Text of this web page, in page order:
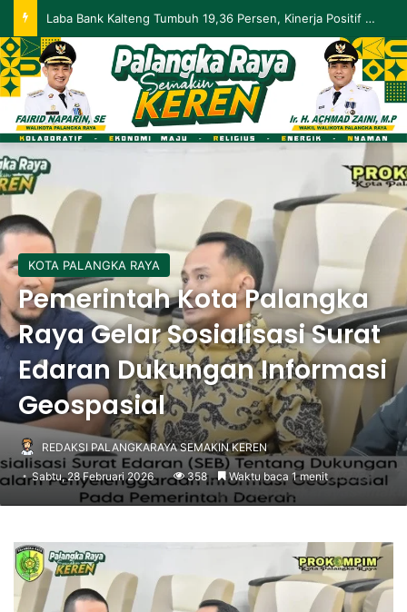
Laba Bank Kalteng Tumbuh 19,36 Persen, Kinerja Positif Berlanjut hingga Mei 2026
KOTA PALANGKA RAYA
Pemerintah Kota Palangka
Raya Gelar Sosialisasi Surat
Edaran Dukungan Informasi
Geospasial
REDAKSI PALANGKARAYA SEMAKIN KEREN
Sabtu, 28 Februari 2026 358 Waktu baca 1 menit